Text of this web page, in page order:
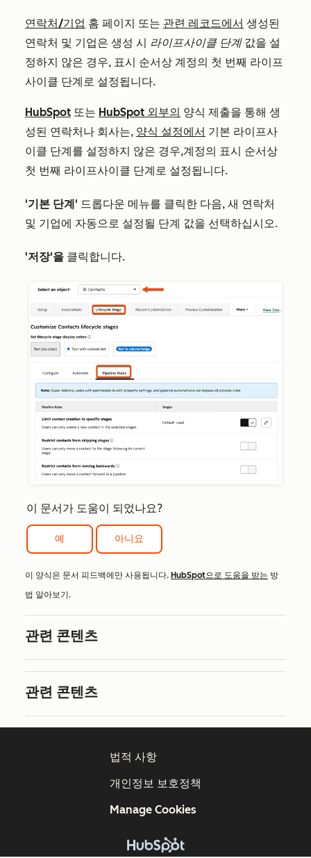
연락처/기업 홈 페이지 또는 관련 레코드에서 생성된
연락처 및 기업은 생성 시 라이프사이클 단계값을 설
정하지 않은 경우, 표시 순서상 계정의 첫 번째 라이프
사이클 단계로 설정됩니다.
HubSpot 또는 HubSpot 외부의 양식 제출을 통해 생
성된 연락처나 회사는, 양식 설정에서 기본 라이프사
이클 단계를 설정하지 않은 경우,계정의 표시 순서상
첫 번째 라이프사이클 단계로 설정됩니다.
'기본 단계' 드롭다운 메뉴를 클릭한 다음, 새 연락처
및 기업에 자동으로 설정될 단계 값을 선택하십시오.
'저장'을 클릭합니다.
이 문서가 도움이 되었나요?
예 아니요
이 양식은 문서 피드백에만 사용됩니다. HubSpot으로 도움을 받는 방
법 알아보기.
관련 콘텐츠
관련 콘텐츠
법적 사항
개인정보 보호정책
Manage Cookies